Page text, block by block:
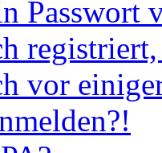
Passwort
vor